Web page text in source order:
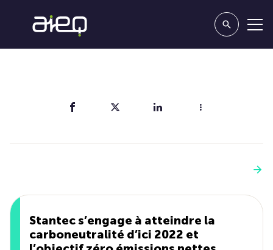
Stantec s’engage à atteindre la
carboneutralité d’ici 2022 et